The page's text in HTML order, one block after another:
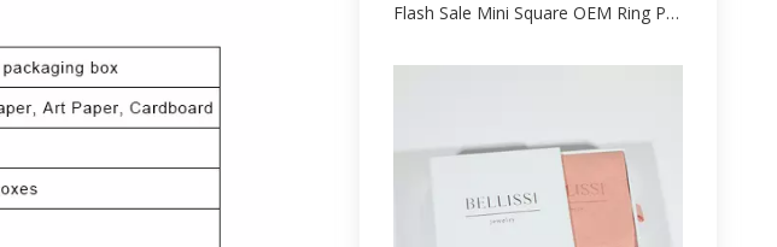
Flash Sale Mini Square OEM Ring Papierbox Verpackung Direktverkauf ab Werk